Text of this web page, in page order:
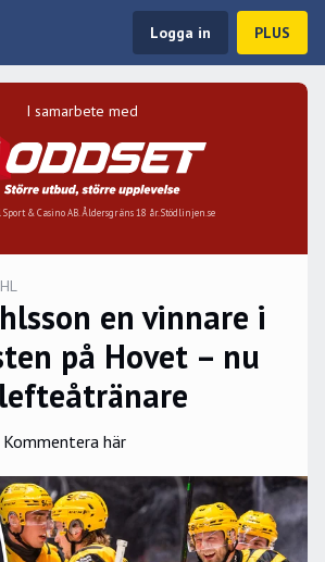
Logga in PLUS
I samarbete med
Sport & Casino AB. Åldersgräns 18 år. Stödlinjen.se
en vinnare i
på Hovet – nu
Kommentera här